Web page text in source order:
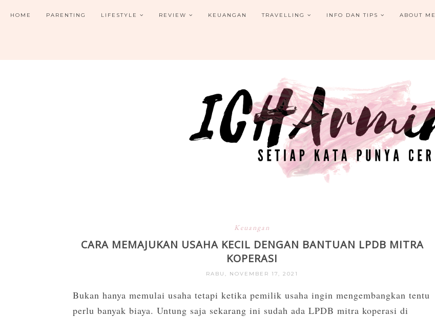
HOME PARENTING LIFESTYLE REVIEW KEUANGAN TRAVELLING INFO DAN TIPS ABOUT ME
Keuangan
CARA MEMAJUKAN USAHA KECIL DENGAN BANTUAN LPDB MITRA
KOPERASI
RABU, NOVEMBER 17, 2021
Bukan hanya memulai usaha tetapi ketika pemilik usaha ingin mengembangkan tentu
perlu banyak biaya. Untung saja sekarang ini sudah ada LPDB mitra koperasi di